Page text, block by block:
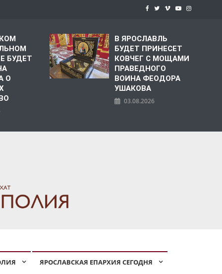
БУДЕТ
О
В ЯРОСЛАВЛЬ
БУДЕТ ПРИНЕСЕТ
КОВЧЕГ С МОЩАМИ
ПРАВЕДНОГО
ВОИНА ФЕОДОРА
УШАКОВА
03.08.2026
ЯРОСЛАВСКАЯ ЕПАРХИЯ СЕГОДНЯ